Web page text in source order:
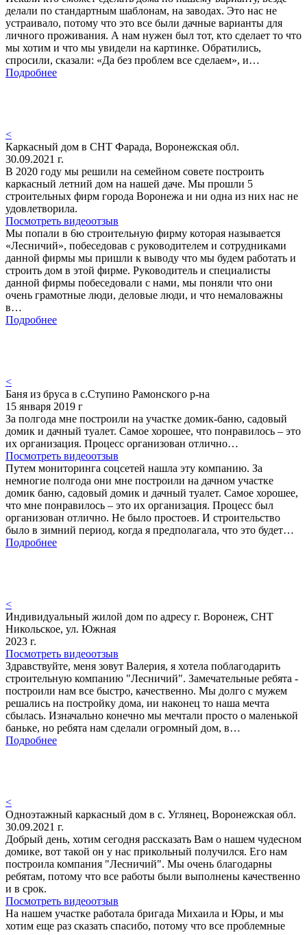
делали по стандартным шаблонам, на заводах. Это нас не
устраивало, потому что это все были дачные варианты для
личного проживания. А нам нужен был тот, кто сделает то что
мы хотим и что мы увидели на картинке. Обратились,
спросили, сказали: «Да без проблем все сделаем», и…
Подробнее
<
Каркасный дом в СНТ Фарада, Воронежская обл.
30.09.2021 г.
В 2020 году мы решили на семейном совете построить
каркасный летний дом на нашей даче. Мы прошли 5
строительных фирм города Воронежа и ни одна из них нас не
удовлетворила.
Посмотреть видеоотзыв
Мы попали в 6ю строительную фирму которая называется
«Лесничий», побеседовав с руководителем и сотрудниками
данной фирмы мы пришли к выводу что мы будем работать и
строить дом в этой фирме. Руководитель и специалисты
данной фирмы побеседовали с нами, мы поняли что они
очень грамотные люди, деловые люди, и что немаловажны
в…
Подробнее
<
Баня из бруса в с.Ступино Рамонского р-на
15 января 2019 г
За полгода мне построили на участке домик-баню, садовый
домик и дачный туалет. Самое хорошее, что понравилось – это
их организация. Процесс организован отлично…
Посмотреть видеоотзыв
Путем мониторинга соцсетей нашла эту компанию. За
немногие полгода они мне построили на дачном участке
домик баню, садовый домик и дачный туалет. Самое хорошее,
что мне понравилось – это их организация. Процесс был
организован отлично. Не было простоев. И строительство
было в зимний период, когда я предполагала, что это будет…
Подробнее
<
Индивидуальный жилой дом по адресу г. Воронеж, СНТ
Никольское, ул. Южная
2023 г.
Посмотреть видеоотзыв
Здравствуйте, меня зовут Валерия, я хотела поблагодарить
строительную компанию "Лесничий". Замечательные ребята -
построили нам все быстро, качественно. Мы долго с мужем
решались на постройку дома, ии наконец то наша мечта
сбылась. Изначально конечно мы мечтали просто о маленькой
баньке, но ребята нам сделали огромный дом, в…
Подробнее
<
Одноэтажный каркасный дом в с. Углянец, Воронежская обл.
30.09.2021 г.
Добрый день, хотим сегодня рассказать Вам о нашем чудесном
домике, вот такой он у нас прикольный получился. Его нам
построила компания "Лесничий". Мы очень благодарны
ребятам, потому что все работы были выполнены качественно
и в срок.
Посмотреть видеоотзыв
На нашем участке работала бригада Михаила и Юры, и мы
хотим еще раз сказать спасибо, потому что все проблемные